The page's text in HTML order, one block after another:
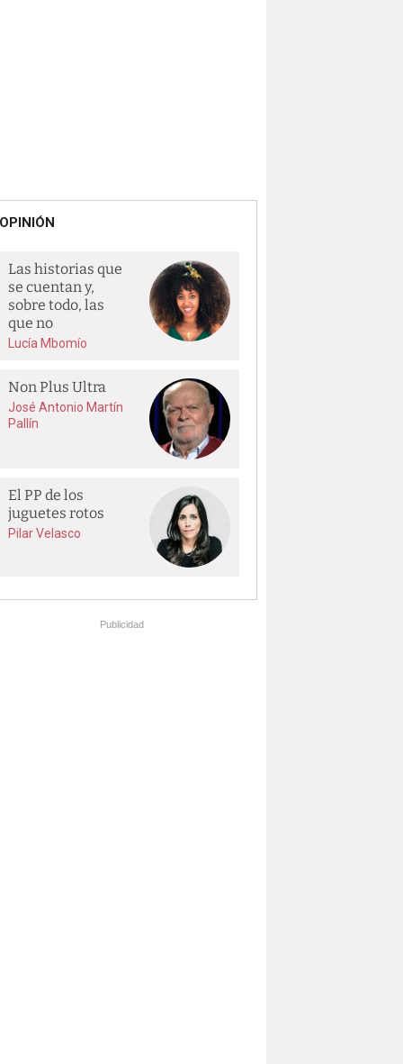
OPINIÓN
Las historias que
se cuentan y,
sobre todo, las
que no
Lucía Mbomío
Non Plus Ultra
José Antonio Martín
Pallín
El PP de los
juguetes rotos
Pilar Velasco
Publicidad